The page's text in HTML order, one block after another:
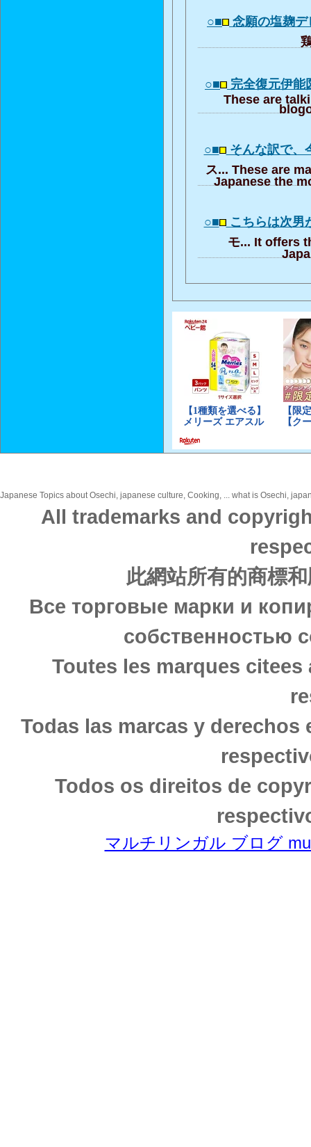
○■ 念願の塩麹
○■ 完全復元伊
These are
○■ そんな訳で
ス... These are
Japanese the
○■ こちらは次
モ... It offers
Japanese Topics about Osechi, japanese culture, Cooking, ... what is Osechi,
All trademarks and
此網站所有的商標
Все торговые марки и
собственностью
Toutes les marques
Todas las marcas y
Todos os direitos de
マルチリンガル ブログ